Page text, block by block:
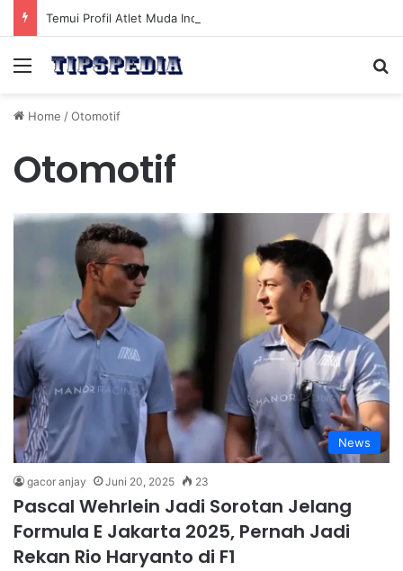
Menu
Home /Otomotif
Otomotif
News
gacor anjay Juni 20, 2025 23
Pascal Wehrlein Jadi Sorotan Jelang
Formula E Jakarta 2025, Pernah Jadi
Rekan Rio Haryanto di F1